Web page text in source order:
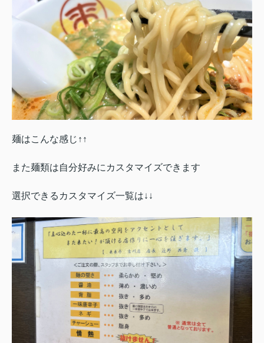
麺はこんな感じ↑↑
また麺類は自分好みにカスタマイズできます
選択できるカスタマイズ一覧は↓↓